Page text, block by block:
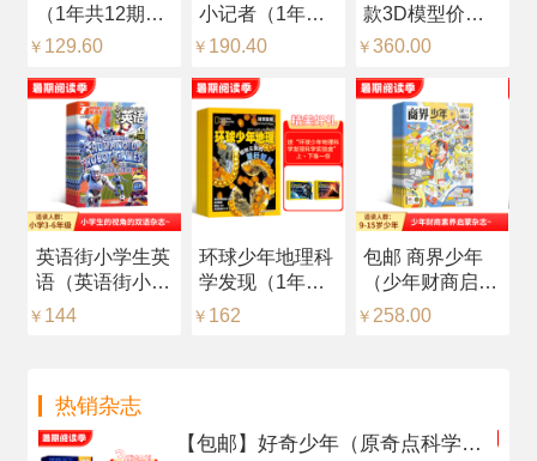
（1年共12期）
（杂志订阅）
￥ 129.60
小记者（1年共
12期）（预约全
￥ 190.40
款3D模型价值
216元，每月随
（1年共12期）
（杂志订阅）
￥ 360.00
英语街小学生英
语（英语街小学
版）（中英双
￥ 144
环球少年地理科
学发现（1年共
12期）（杂志订
￥ 162
包邮 商界少年
（少年财商启
蒙）（1年共12
￥ 258.00
热销杂志
【包邮】好奇少年（原奇点科学）